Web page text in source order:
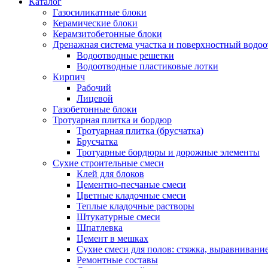
Газосиликатные блоки
Керамические блоки
Керамзитобетонные блоки
Дренажная система участка и поверхностный
Водоотводные решетки
Водоотводные пластиковые лотки
Кирпич
Рабочий
Лицевой
Газобетонные блоки
Тротуарная плитка и бордюр
Тротуарная плитка (брусчатка)
Брусчатка
Тротуарные бордюры и дорожные элементы
Сухие строительные смеси
Клей для блоков
Цементно-песчаные смеси
Цветные кладочные смеси
Теплые кладочные растворы
Штукатурные смеси
Шпатлевка
Цемент в мешках
Сухие смеси для полов: стяжка,
Ремонтные составы